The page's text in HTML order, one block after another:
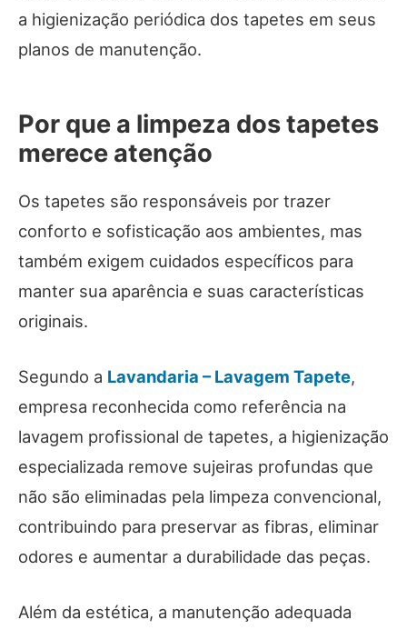
a higienização periódica dos tapetes em seus
planos de manutenção.
Por que a limpeza dos tapetes
merece atenção
Os tapetes são responsáveis por trazer
conforto e sofisticação aos ambientes, mas
também exigem cuidados específicos para
manter sua aparência e suas características
originais.
Segundo a Lavandaria – Lavagem Tapete,
empresa reconhecida como referência na
lavagem profissional de tapetes, a higienização
especializada remove sujeiras profundas que
não são eliminadas pela limpeza convencional,
contribuindo para preservar as fibras, eliminar
odores e aumentar a durabilidade das peças.
Além da estética, a manutenção adequada